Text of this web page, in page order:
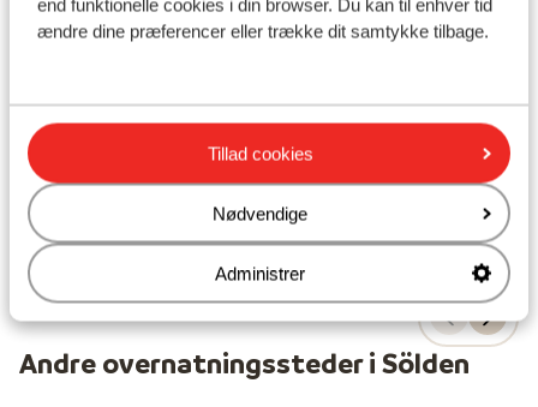
end funktionelle cookies i din browser. Du kan til enhver tid
ændre dine præferencer eller trække dit samtykke tilbage.
Tillad cookies
Nødvendige
Administrer
Opført i 2016
Fantastisk udsigt
Ons. 25. Nov. - Ons. 2. Dec.
Se
Andre overnatningssteder i Sölden